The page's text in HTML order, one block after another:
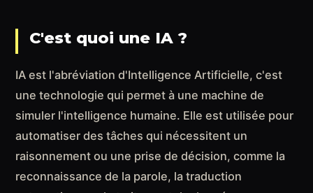
C'est quoi une IA ?
IA est l'abréviation d'Intelligence Artificielle, c'est
une technologie qui permet à une machine de
simuler l'intelligence humaine. Elle est utilisée pour
automatiser des tâches qui nécessitent un
raisonnement ou une prise de décision, comme la
reconnaissance de la parole, la traduction